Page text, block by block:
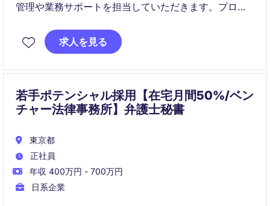
管理や業務サポートを担当していただきます。プロフ
方に最適なポジションです。
求人を見る
若手ポテンシャル採用【在宅月間50%/ベン
チャー法律事務所】弁護士秘書
東京都
正社員
年収 400万円 - 700万円
日系企業